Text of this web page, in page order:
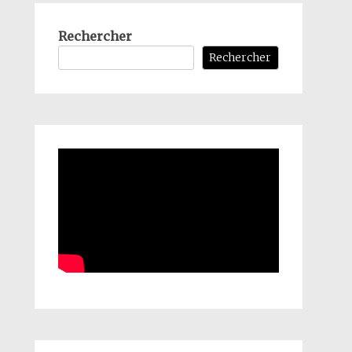
Rechercher
Rechercher